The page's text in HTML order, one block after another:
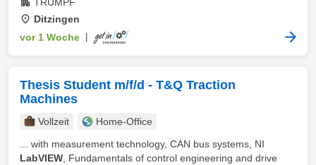
Ditzingen
vor 1 Woche
Thesis Student m/f/d - T&Q Traction
Machines
Vollzeit
Home-Office
... with measurement technology, CAN bus systems, NI
LabVIEW , Fundamentals of control engineering and drive